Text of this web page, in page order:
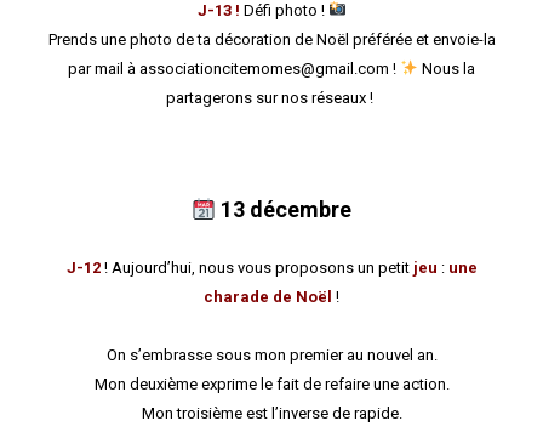
J-13 ! Défi photo !
Prends une photo de ta décoration de Noël préférée et envoie-la
par mail à associationcitemomes@gmail.com !
Nous la
partagerons sur nos réseaux !
13 décembre
J-12! Aujourd’hui, nous vous proposons un petit jeu : une
charade de Noël !
On s’embrasse sous mon premier au nouvel an.
Mon deuxième exprime le fait de refaire une action.
Mon troisième est l’inverse de rapide.